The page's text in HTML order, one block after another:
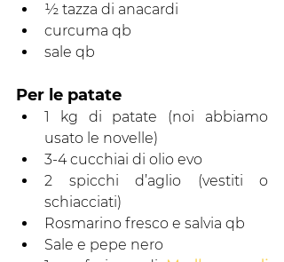
½ tazza di anacardi
curcuma qb
sale qb
Per le patate
1 kg di patate (noi abbiamo
usato le novelle)
3-4 cucchiai di olio evo
2 spicchi d’aglio (vestiti o
schiacciati)
Rosmarino fresco e salvia qb
Sale e pepe nero